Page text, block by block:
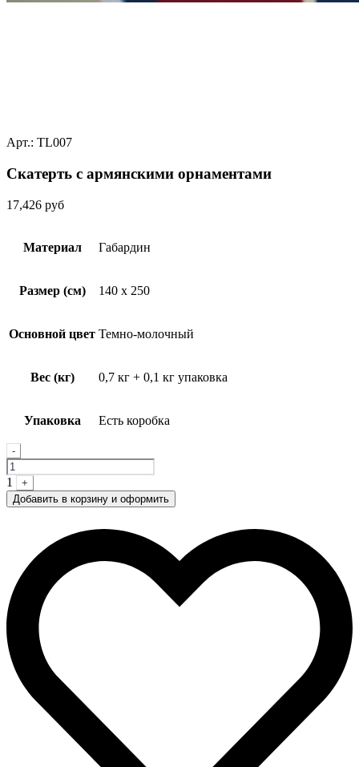
Арт.: TL007
Скатерть с армянскими орнаментами
17,426 руб
Материал Габардин
Размер (см) 140 x 250
Основной цвет Темно-молочный
Вес (кг) 0,7 кг + 0,1 кг упаковка
Упаковка Есть коробка
Quantity
-
1
+
Добавить в корзину и оформить